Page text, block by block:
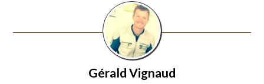
Gérald Vignaud